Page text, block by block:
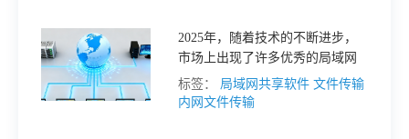
2025年，随着技术的不断进步，
市场上出现了许多优秀的局域网
文件传输工具。以下是一些值得
推荐的工具，帮助你在选择时更
标签： 局域网共享软件 文件传输
内网文件传输